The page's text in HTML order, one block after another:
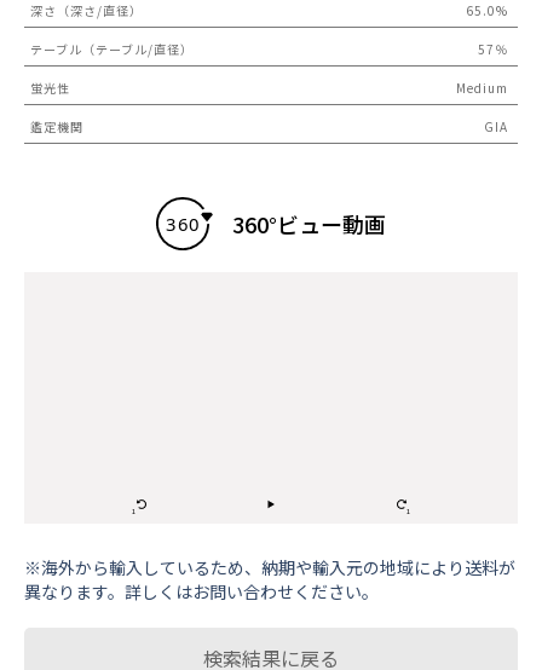
深さ（深さ/直径） 65.0%
テーブル（テーブル/直径） 57％
蛍光性 Medium
鑑定機関 GIA
360°ビュー動画
※海外から輸⼊しているため、納期や輸⼊元の地域により送料が
異なります。詳しくはお問い合わせください。
検索結果に戻る